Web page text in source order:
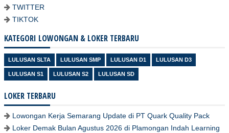
TWITTER
TIKTOK
KATEGORI LOWONGAN & LOKER TERBARU
LULUSAN SLTA LULUSAN SMP LULUSAN D1 LULUSAN D3
LULUSAN S1 LULUSAN S2 LULUSAN SD
LOKER TERBARU
Lowongan Kerja Semarang Update di PT Quark Quality Pack
Loker Demak Bulan Agustus 2026 di Plamongan Indah Learning